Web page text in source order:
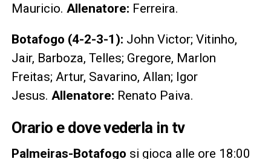
Mauricio. Allenatore: Ferreira.
Botafogo (4-2-3-1): John Victor; Vitinho,
Jair, Barboza, Telles; Gregore, Marlon
Freitas; Artur, Savarino, Allan; Igor
Jesus. Allenatore: Renato Paiva.
Orario e dove vederla in tv
Palmeiras-Botafogo si gioca alle ore 18:00